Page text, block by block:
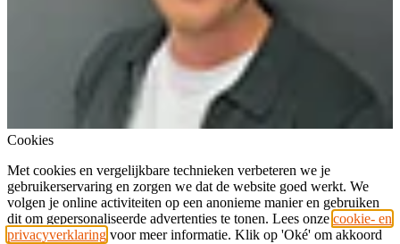
Cookies
Met cookies en vergelijkbare technieken verbeteren we je
gebruikerservaring en zorgen we dat de website goed werkt. We
volgen je online activiteiten op een anonieme manier en gebruiken
dit om gepersonaliseerde advertenties te tonen. Lees onze cookie- en
privacyverklaring voor meer informatie. Klik op 'Oké' om akkoord